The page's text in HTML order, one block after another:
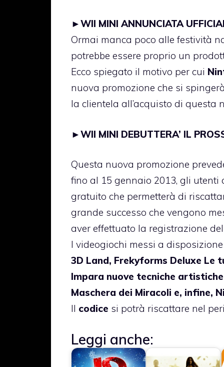
►WII MINI ANNUNCIATA
Ormai manca poco alle festività
potrebbe essere proprio un
Ecco spiegato il motivo per cui
nuova promozione che si
la clientela all’acquisto di questa
►WII MINI DEBUTTERA’ IL
Questa nuova promozione
fino al 15 gennaio 2013, gli
gratuito che permetterà di
grande successo che vengono
aver effettuato la registrazione
I videogiochi messi a
3D Land, Frekyforms Deluxe Le
Impara nuove tecniche
Maschera dei Miracoli e, infine,
Il codice si potrà riscattare nel
Leggi anche: